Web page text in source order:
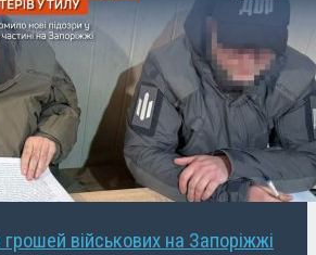
грошей військових на Запоріжжі